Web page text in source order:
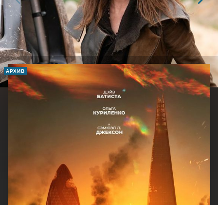
АРХИВ